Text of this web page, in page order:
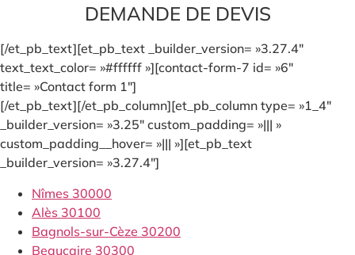
DEMANDE DE DEVIS
[/et_pb_text][et_pb_text _builder_version= »3.27.4″
text_text_color= »#ffffff »][contact-form-7 id= »6″
title= »Contact form 1″]
[/et_pb_text][/et_pb_column][et_pb_column type= »1_4″
_builder_version= »3.25″ custom_padding= »||| »
custom_padding__hover= »||| »][et_pb_text
_builder_version= »3.27.4″]
Nîmes 30000
Alès 30100
Bagnols-sur-Cèze 30200
Beaucaire 30300